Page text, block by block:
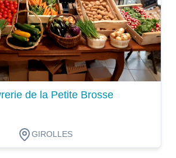
de la Petite Brosse
GIROLLES